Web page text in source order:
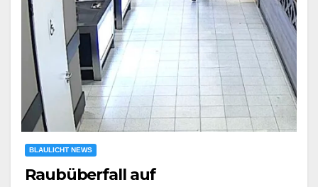
BLAULICHT NEWS
Raubüberfall auf